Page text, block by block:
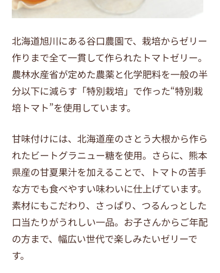
北海道旭川にある谷口農園で、栽培からゼリー
作りまで全て一貫して作られたトマトゼリー。
農林水産省が定めた農薬と化学肥料を一般の半
分以下に減らす「特別栽培」で作った“特別栽
培トマト”を使用しています。
甘味付けには、北海道産のさとう大根から作ら
れたビートグラニュー糖を使用。さらに、熊本
県産の甘夏果汁を加えることで、トマトの苦手
な方でも食べやすい味わいに仕上げています。
素材にもこだわり、さっぱり、つるんっとした
口当たりがうれしい一品。お子さんからご年配
の方まで、幅広い世代で楽しみたいゼリーで
す。